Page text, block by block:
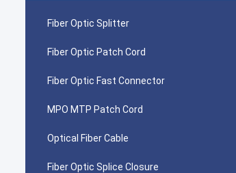
Fiber Optic Splitter
Fiber Optic Patch Cord
Fiber Optic Fast Connector
MPO MTP Patch Cord
Optical Fiber Cable
Fiber Optic Splice Closure